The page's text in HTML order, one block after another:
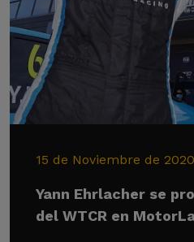
15 de Noviembre de 2020
Yann Ehrlacher se
del WTCR en